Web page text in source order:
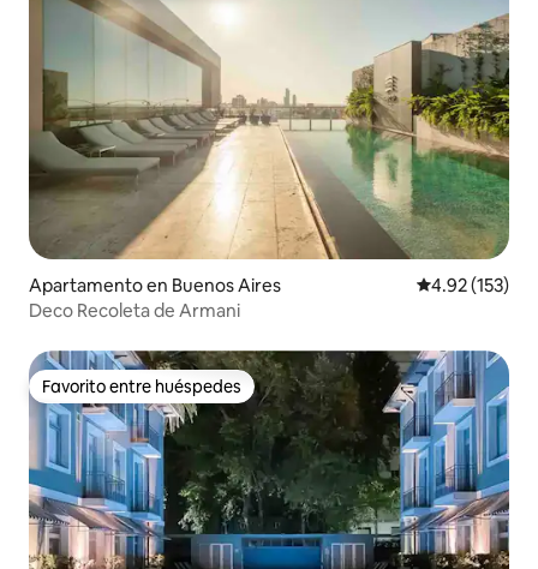
Apartamento en Buenos Aires Calificación
4.92 (153)
Deco Recoleta de Armani
Favorito entre huéspedes
Favorito entre huéspedes